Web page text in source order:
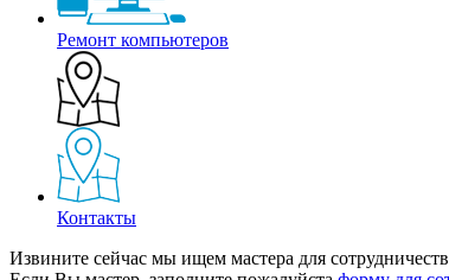
Ремонт компьютеров
Контакты
Извините сейчас мы ищем мастера для